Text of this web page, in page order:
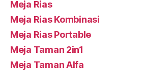
Meja Rias
Meja Rias Kombinasi
Meja Rias Portable
Meja Taman 2in1
Meja Taman Alfa